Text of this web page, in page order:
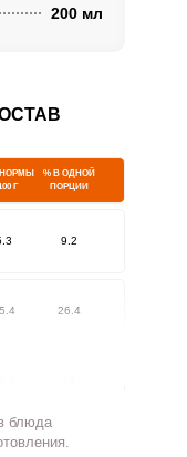
200 мл
НОРМЫ
Г
% В ОДНОЙ
ПОРЦИИ
9.2
26.4
18.2
блюда